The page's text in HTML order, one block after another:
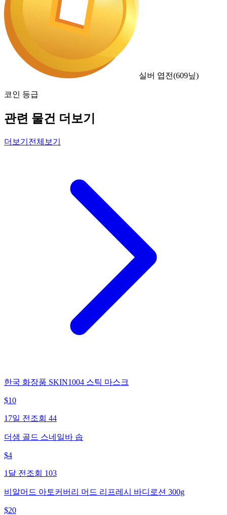
실버 엽전(609닢)
코인 등급
관련 물건 더보기
더보기 전체보기
한국 화장품 SKIN1004 스틱 마스크
$10
17일 전 조회 44
더샘 골드 스네일바 솝
$4
1달 전 조회 103
비알머드 아토커버리 머드 리프레시 바디로션 300g
$20